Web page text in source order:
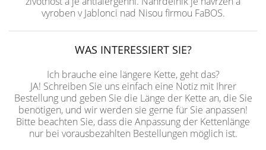
vyroben v Jablonci nad Nisou firmou FaBOS.
WAS INTERESSIERT SIE?
Ich brauche eine längere Kette, geht das?
JA! Schreiben Sie uns einfach eine Notiz mit Ihrer
Bestellung und geben Sie die Länge der Kette an, die Sie
benötigen, und wir werden sie gerne für Sie anpassen!
Bitte beachten Sie, dass die Anpassung der Kettenlänge
nur bei vorausbezahlten Bestellungen möglich ist.